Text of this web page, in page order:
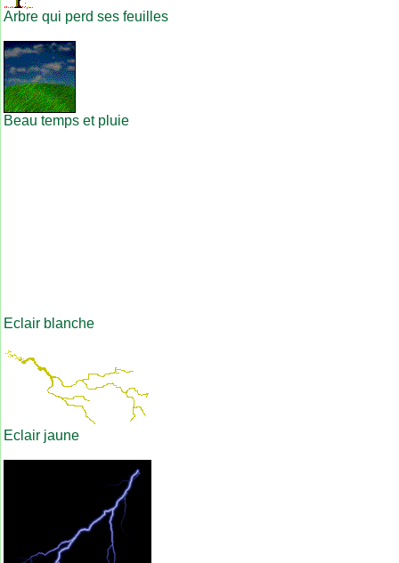
Arbre qui perd ses feuilles
Beau temps et pluie
Eclair blanche
Eclair jaune